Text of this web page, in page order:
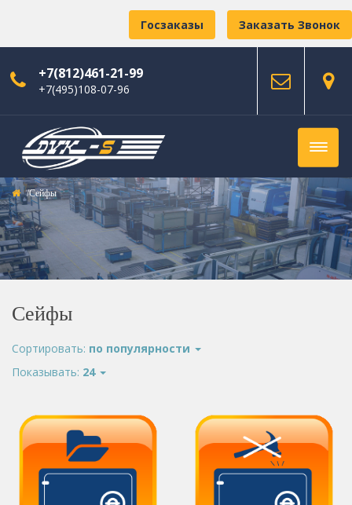
Заказать Звонок
Госзаказы
+7(812)461-21-99
+7(495)108-07-96
Сейфы
Сейфы
Сортировать: по популярности
Показывать: 24